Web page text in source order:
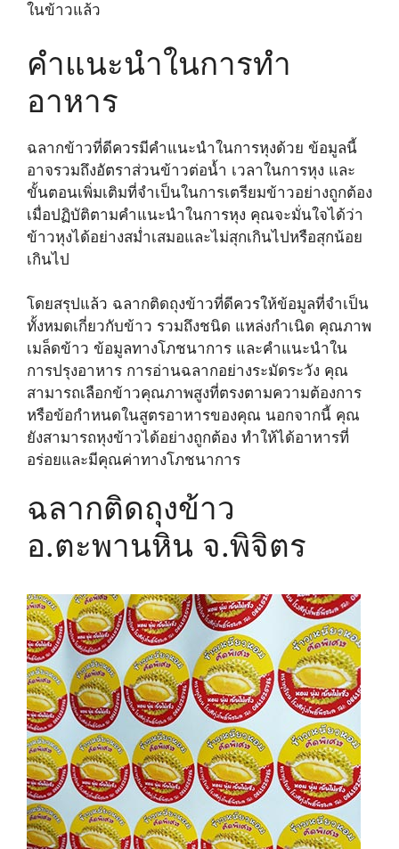
ในข้าวแล้ว
คำแนะนำในการทำ
อาหาร
ฉลากข้าวที่ดีควรมีคำแนะนำในการหุงด้วย ข้อมูลนี้
อาจรวมถึงอัตราส่วนข้าวต่อน้ำ เวลาในการหุง และ
ขั้นตอนเพิ่มเติมที่จำเป็นในการเตรียมข้าวอย่างถูกต้อง
เมื่อปฏิบัติตามคำแนะนำในการหุง คุณจะมั่นใจได้ว่า
ข้าวหุงได้อย่างสม่ำเสมอและไม่สุกเกินไปหรือสุกน้อย
เกินไป
โดยสรุปแล้ว ฉลากติดถุงข้าวที่ดีควรให้ข้อมูลที่จำเป็น
ทั้งหมดเกี่ยวกับข้าว รวมถึงชนิด แหล่งกำเนิด คุณภาพ
เมล็ดข้าว ข้อมูลทางโภชนาการ และคำแนะนำใน
การปรุงอาหาร การอ่านฉลากอย่างระมัดระวัง คุณ
สามารถเลือกข้าวคุณภาพสูงที่ตรงตามความต้องการ
หรือข้อกำหนดในสูตรอาหารของคุณ นอกจากนี้ คุณ
ยังสามารถหุงข้าวได้อย่างถูกต้อง ทำให้ได้อาหารที่
อร่อยและมีคุณค่าทางโภชนาการ
ฉลากติดถุงข้าว
อ.ตะพานหิน จ.พิจิตร